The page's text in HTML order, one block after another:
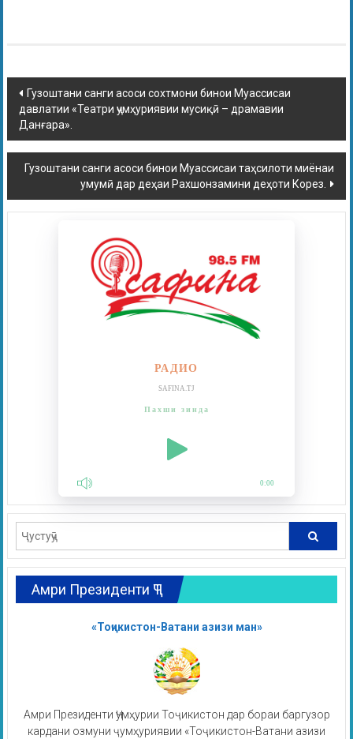
Гузоштани санги асоси сохтмони бинои Муассисаи
давлатии «Театри ҷумҳуриявии мусиқӣ – драмавии
Данғара».
Гузоштани санги асоси бинои Муассисаи таҳсилоти миёнаи
умумӣ дар деҳаи Рахшонзамини деҳоти Корез.
РАДИО
SAFINA.TJ
Пахши зинда
0:00
Амри Президенти ҶТ
«Тоҷикистон-Ватани азизи ман»
Амри Президенти Ҷумҳурии Тоҷикистон дар бораи баргузор
кардани озмуни ҷумҳуриявии «Тоҷикистон-Ватани азизи